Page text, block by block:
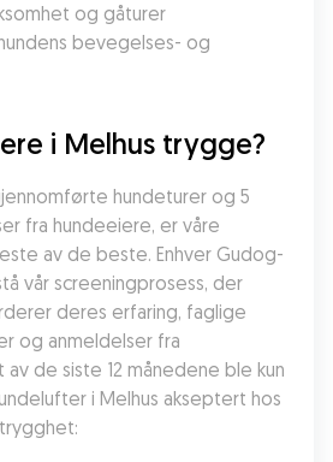
og gåturer
bevegelses- og
i Melhus trygge?
hundeturer og 5
fra hundeeiere, er våre
av de beste. Enhver Gudog-
vår screeningprosess, der
deres erfaring, faglige
og anmeldelser fra
de siste 12 månedene ble kun
i Melhus akseptert hos